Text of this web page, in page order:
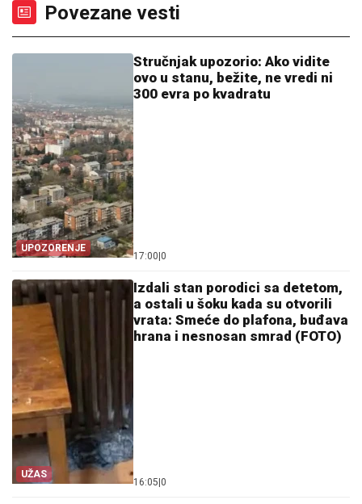
Povezane vesti
UPOZORENJE
Stručnjak upozorio: Ako vidite
ovo u stanu, bežite, ne vredi ni
300 evra po kvadratu
17:00|0
UŽAS
Izdali stan porodici sa detetom,
a ostali u šoku kada su otvorili
vrata: Smeće do plafona, buđava
hrana i nesnosan smrad (FOTO)
16:05|0